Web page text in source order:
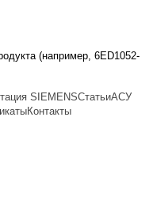
(например, 6ED1052-
SIEMENSСтатьиАСУ
Контакты